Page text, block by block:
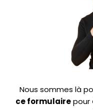
Nous sommes là
ce formulairepour